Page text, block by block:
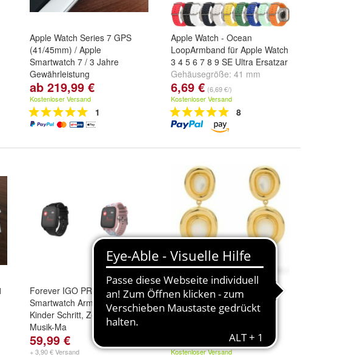
Apple Watch Series 7 GPS
(41/45mm) / Apple
Smartwatch 7 / 3 Jahre
Gewährleistung
Farbe:Mitternacht
Grünundweitere ...
ab 219,99 €
Kostenloser Versand
1
Apple Watch - Ocean
LoopArmband für Apple Watch
3 4 5 6 7 8 9 SE Ultra Ersatzar
Gehäusegröße: 41 mm
(38/40/41)und45 mm
(42/44/45/49)
6,69 € (6,69 €/)
Kostenloser Versand
8
Forever IGO PRO JW-200
Smartwatch Armbanduhr
Kinder Schritt, Zeit, Datum,
Musik-Ma
Farbe:Schwarz und
59,99 €
+ 3,90 € Versand
Smartwatch 24KAE
Kostenloser Versand